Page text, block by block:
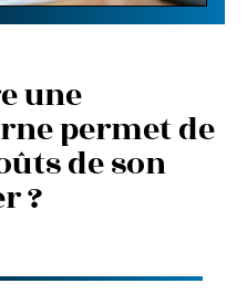
une
permet de
de son
?